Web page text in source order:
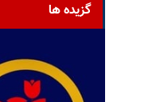
گزیده ها